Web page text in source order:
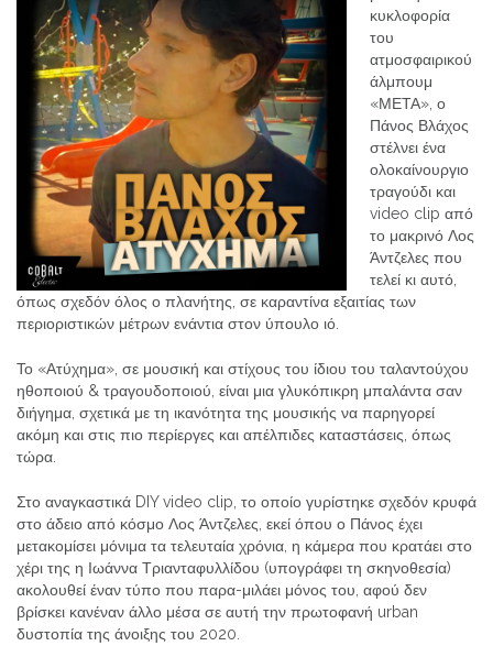
κυκλοφορία
του
ατμοσφαιρικού
άλμπουμ
«ΜΕΤΑ», ο
Πάνος Βλάχος
στέλνει ένα
ολοκαίνουργιο
τραγούδι και
video clip από
το μακρινό Λος
Άντζελες που
τελεί κι αυτό,
όπως σχεδόν όλος ο πλανήτης, σε καραντίνα εξαιτίας των
περιοριστικών μέτρων ενάντια στον ύπουλο ιό.
Το «Ατύχημα», σε μουσική και στίχους του ίδιου του ταλαντούχου
ηθοποιού & τραγουδοποιού, είναι μια γλυκόπικρη μπαλάντα σαν
διήγημα, σχετικά με τη ικανότητα της μουσικής να παρηγορεί
ακόμη και στις πιο περίεργες και απέλπιδες καταστάσεις, όπως
τώρα.
Στο αναγκαστικά DIY video clip, το οποίο γυρίστηκε σχεδόν κρυφά
στο άδειο από κόσμο Λος Άντζελες, εκεί όπου ο Πάνος έχει
μετακομίσει μόνιμα τα τελευταία χρόνια, η κάμερα που κρατάει στο
χέρι της η Ιωάννα Τριανταφυλλίδου (υπογράφει τη σκηνοθεσία)
ακολουθεί έναν τύπο που παρα-μιλάει μόνος του, αφού δεν
βρίσκει κανέναν άλλο μέσα σε αυτή την πρωτοφανή urban
δυστοπία της άνοιξης του 2020.